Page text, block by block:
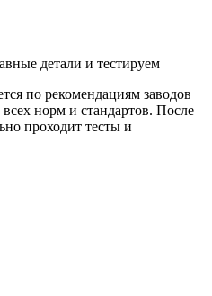
детали и тестируем
по рекомендациям заводов
норм и стандартов. После
проходит тесты и